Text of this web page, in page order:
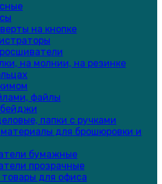
на кнопке
на молнии, на резинке
файлы
папки с ручками
для брошюровки и
бумажные
прозрачные
для офиса